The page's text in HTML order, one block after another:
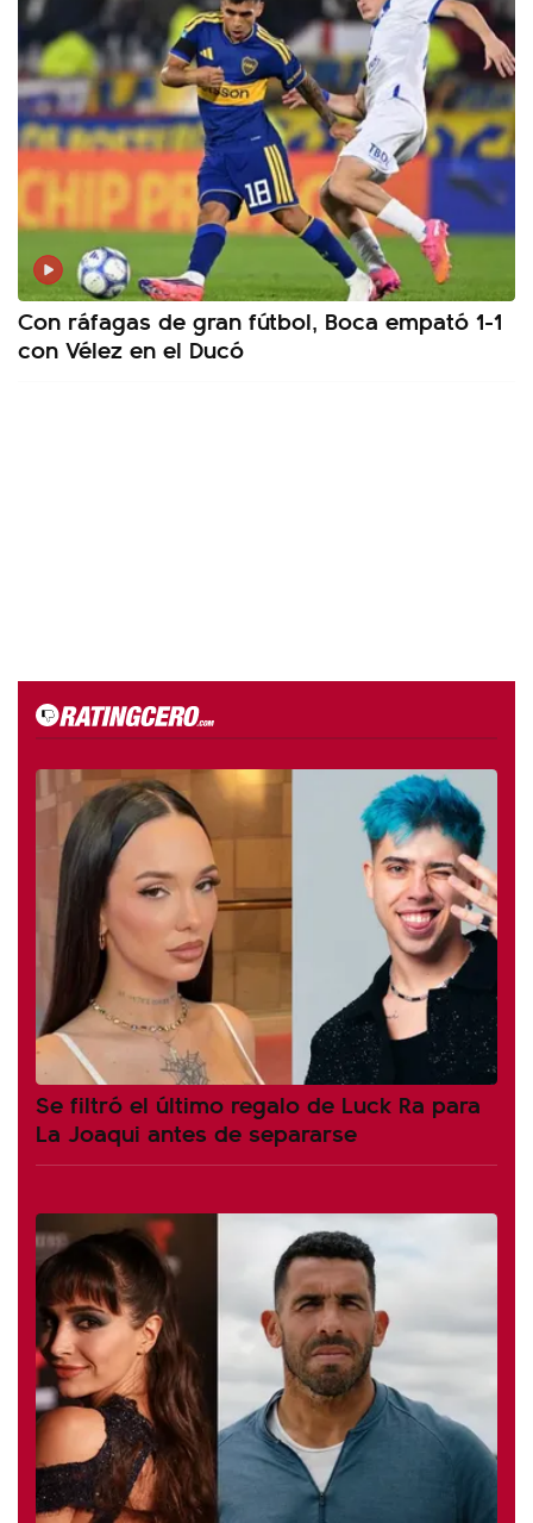
Con ráfagas de gran fútbol, Boca empató 1-1
con Vélez en el Ducó
Se filtró el último regalo de Luck Ra para
La Joaqui antes de separarse